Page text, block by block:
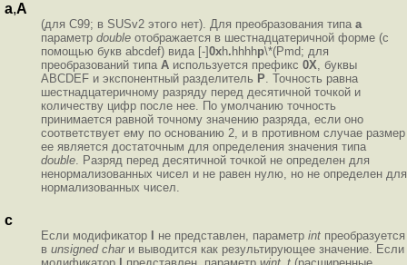
a,A
(для C99; в SUSv2 этого нет). Для преобразования типа a
параметр double отображается в шестнадцатеричной форме (с
помощью букв abcdef) вида [-]0xh. hhhhp\*(Pmd; для
преобразований типа A используется префикс 0X, буквы
ABCDEF и экспонентный разделитель P. Точность равна
шестнадцатеричному разряду перед десятичной точкой и
количеству цифр после нее. По умолчанию точность
принимается равной точному значению разряда, если оно
соответствует ему по основанию 2, и в противном случае размер
ее является достаточным для определения значения типа
double. Разряд перед десятичной точкой не определен для
ненормализованных чисел и не равен нулю, но не определен для
нормализованных чисел.
c
Если модификатор не представлен, параметр int преобразуется
в unsigned charи выводится как результирующее значение. Если